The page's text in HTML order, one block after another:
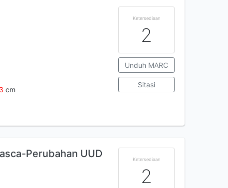
cm
Ketersediaan
2
Unduh MARC
Sitasi
Perubahan UUD
Ketersediaan
2